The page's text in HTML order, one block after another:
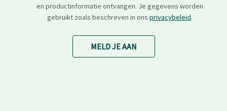
en productinformatie ontvangen. Je gegevens worden
gebruikt zoals beschreven in ons privacybeleid.
MELD JE AAN